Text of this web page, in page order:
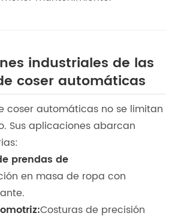
industriales de las
coser automáticas
coser automáticas no se limitan
Sus aplicaciones abarcan
prendas de
en masa de ropa con
Costuras de precisión